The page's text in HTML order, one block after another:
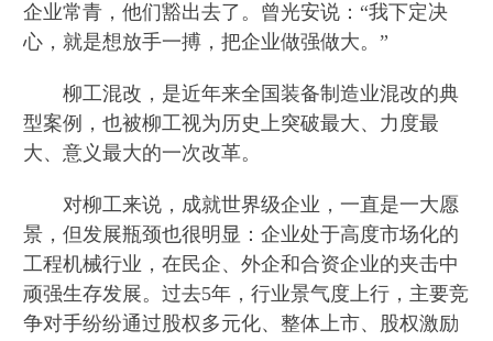
企业常青，他们豁出去了。曾光安说：“我下定决
心，就是想放手一搏，把企业做强做大。”
柳工混改，是近年来全国装备制造业混改的典
型案例，也被柳工视为历史上突破最大、力度最
大、意义最大的一次改革。
对柳工来说，成就世界级企业，一直是一大愿
景，但发展瓶颈也很明显：企业处于高度市场化的
工程机械行业，在民企、外企和合资企业的夹击中
顽强生存发展。过去5年，行业景气度上行，主要竞
争对手纷纷通过股权多元化、整体上市、股权激励